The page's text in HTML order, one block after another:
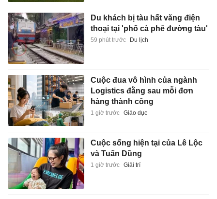
Du khách bị tàu hất văng điện
thoại tại 'phố cà phê đường tàu'
59 phút trước Du lịch
Cuộc đua vô hình của ngành
Logistics đằng sau mỗi đơn
hàng thành công
1 giờ trước Giáo dục
Cuộc sống hiện tại của Lê Lộc
và Tuấn Dũng
1 giờ trước Giải trí